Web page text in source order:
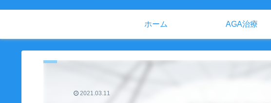
ホーム AGA治療
2021.03.11